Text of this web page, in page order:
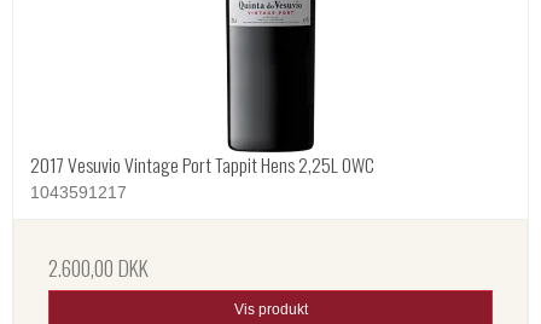
2017 Vesuvio Vintage Port Tappit Hens 2,25L OWC
1043591217
2.600,00 DKK
Vis produkt